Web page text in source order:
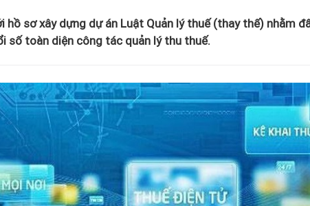
hồ sơ xây dựng dự án Luật Quản lý thuế (thay thế) nhằm
số toàn diện công tác quản lý thu thuế.